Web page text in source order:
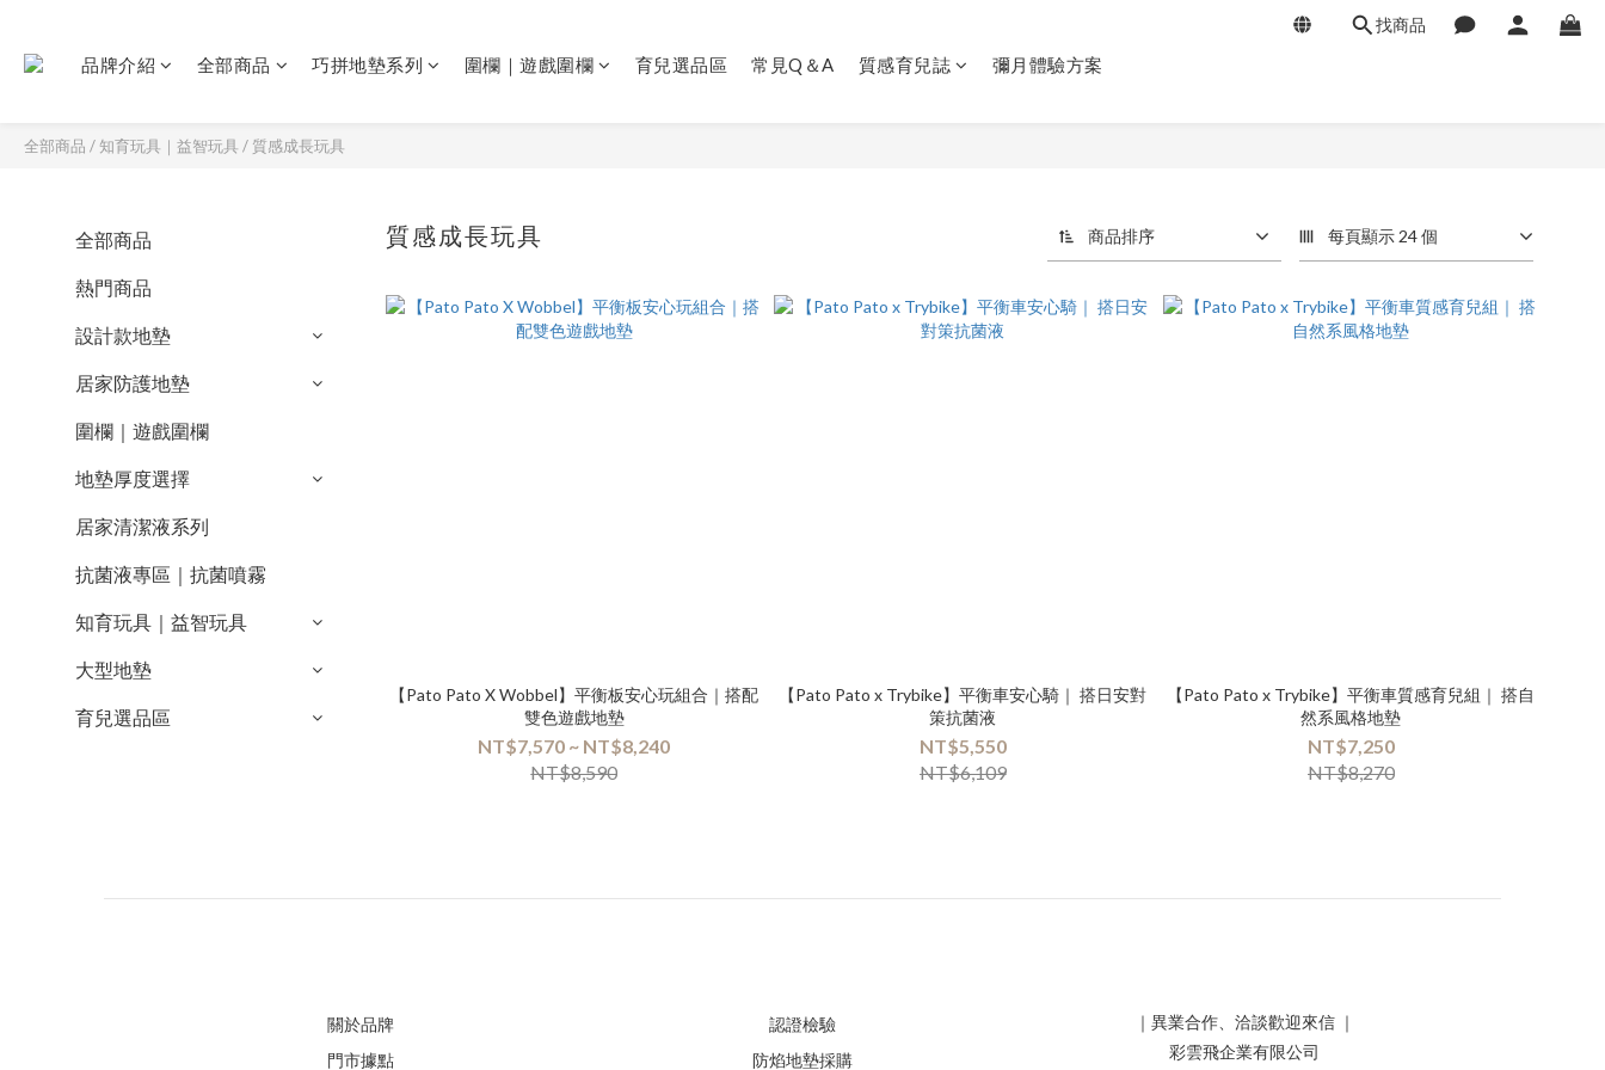
找商品
品牌介紹 全部商品 巧拼地墊系列 圍欄｜遊戲圍欄 育兒選品區 常見Q＆A 質感育兒誌 彌月體驗方案
全部商品 / 知育玩具｜益智玩具 / 質感成長玩具
全部商品
熱門商品
設計款地墊
居家防護地墊
圍欄｜遊戲圍欄
地墊厚度選擇
居家清潔液系列
抗菌液專區｜抗菌噴霧
知育玩具｜益智玩具
大型地墊
育兒選品區
質感成長玩具 商品排序 每頁顯示 24 個
【Pato Pato X Wobbel】平衡板安心玩組合｜搭配
雙色遊戲地墊
NT$7,570 ~ NT$8,240
NT$8,590
【Pato Pato x Trybike】平衡車安心騎｜ 搭日安對
策抗菌液
NT$5,550
NT$6,109
【Pato Pato x Trybike】平衡車質感育兒組｜ 搭自
然系風格地墊
NT$7,250
NT$8,270
關於品牌
門市據點
認證檢驗
防焰地墊採購
｜異業合作、洽談歡迎來信 ｜
彩雲飛企業有限公司